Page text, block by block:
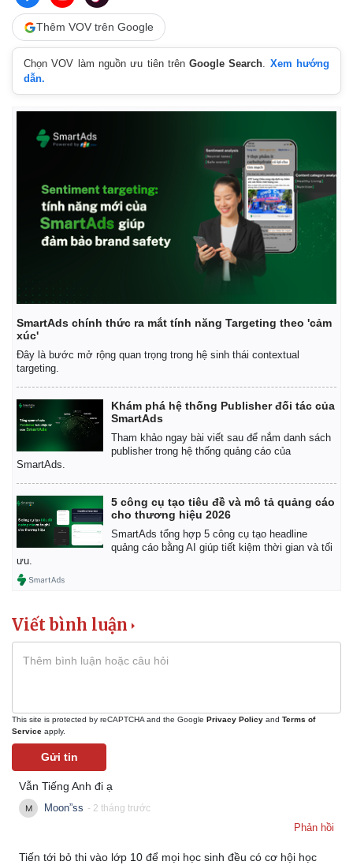
Kinh tế
Bất động sản
Khởi nghiệp
Thị trường
Giá vàng
Tỷ giá
Chứng khoán
Giá cà phê
Thêm VOV trên Google
Chọn VOV làm nguồn ưu tiên trênGoogle Search. Xem hướng
dẫn.
SmartAds chính thức ra mắt tính năng Targeting theo 'cảm
xúc'
Đây là bước mở rộng quan trọng trong hệ sinh thái contextual
targeting.
Khám phá hệ thống Publisher đối tác của
SmartAds
Tham khảo ngay bài viết sau để nắm danh sách
publisher trong hệ thống quảng cáo của
SmartAds.
5 công cụ tạo tiêu đề và mô tả quảng cáo
cho thương hiệu 2026
SmartAds tổng hợp 5 công cụ tạo headline
quảng cáo bằng AI giúp tiết kiệm thời gian và tối
ưu.
Viết bình luận
This site is protected by reCAPTCHA and the Google Privacy Policy and Terms of
Service apply.
Gửi tin
Vẫn Tiếng Anh đi ạ
Moon”ss - 2 tháng trước
Phản hồi
Tiến tới bỏ thi vào lớp 10 để mọi học sinh đều có cơ hội học